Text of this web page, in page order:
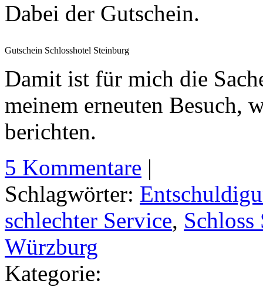
Dabei der Gutschein.
Gutschein Schlosshotel Steinburg
Damit ist für mich die
meinem erneuten Besuch,
berichten.
5 Kommentare |
Schlagwörter:
schlechter Service, Schloss
Würzburg
Kategorie: